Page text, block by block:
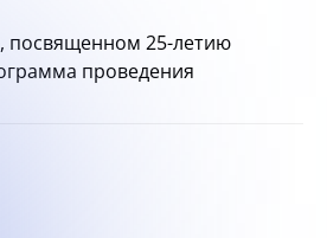
посвященном 25-летию
проведения